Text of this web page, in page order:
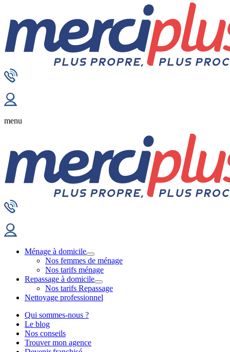
menu
Ménage à domicile
Nos femmes de ménage
Nos tarifs ménage
Repassage à domicile
Nos tarifs Repassage
Nettoyage professionnel
Qui sommes-nous ?
Le blog
Nos conseils
Trouver mon agence